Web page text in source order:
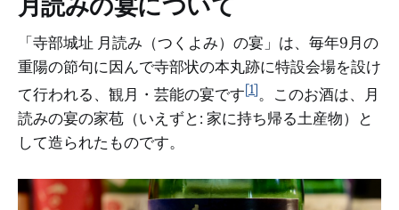
「寺部城址 月読み（つくよみ）の宴」は、毎年9月の
重陽の節句に因んで寺部状の本丸跡に特設会場を設け
て行われる、観月・芸能の宴です[1]。このお酒は、月
読みの宴の家苞（いえずと: 家に持ち帰る土産物）と
して造られたものです。